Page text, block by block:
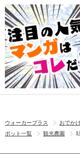
ウォーカープラス おでか
ポット一覧
観光農園